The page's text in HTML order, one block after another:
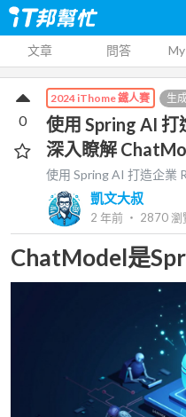
文章 問答
2024 iThome 鐵人賽 生
使用 Spring AI 打
深入瞭解
使用 Spring AI 打造企業
凱文大叔
2 年前 ‧ 2870瀏
0
ChatModel是